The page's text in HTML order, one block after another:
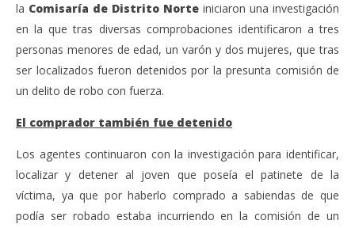
la Comisaría de Distrito Norte iniciaron una investigación
en la que tras diversas comprobaciones identificaron a tres
personas menores de edad, un varón y dos mujeres, que tras
ser localizados fueron detenidos por la presunta comisión de
un delito de robo con fuerza.
El comprador también fue detenido
Los agentes continuaron con la investigación para identificar,
localizar y detener al joven que poseía el patinete de la
víctima, ya que por haberlo comprado a sabiendas de que
podía ser robado estaba incurriendo en la comisión de un